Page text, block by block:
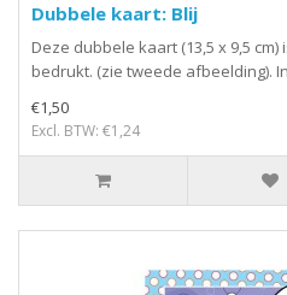
Dubbele kaart: Blij
Deze dubbele kaart (13,5 x 9,5
bedrukt. (zie tweede afbeelding).
€1,50
Excl. BTW: €1,24